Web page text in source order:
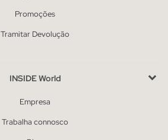
Promoções
Tramitar Devolução
INSIDE World
Empresa
Trabalha connosco